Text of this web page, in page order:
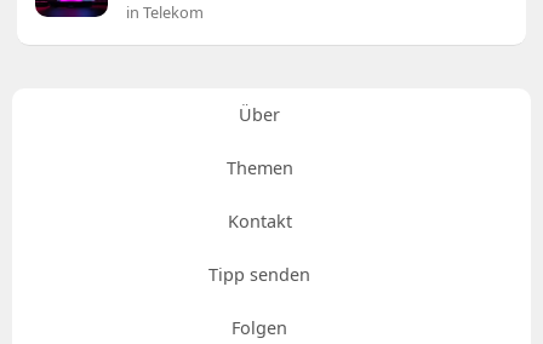
in Telekom
Über
Themen
Kontakt
Tipp senden
Folgen